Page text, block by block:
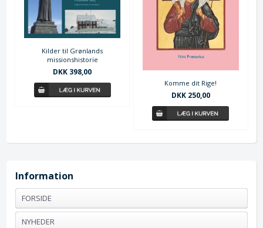
Kilder til Grønlands
missionshistorie
DKK 398,00
Komme dit Rige!
DKK 250,00
Information
FORSIDE
NYHEDER